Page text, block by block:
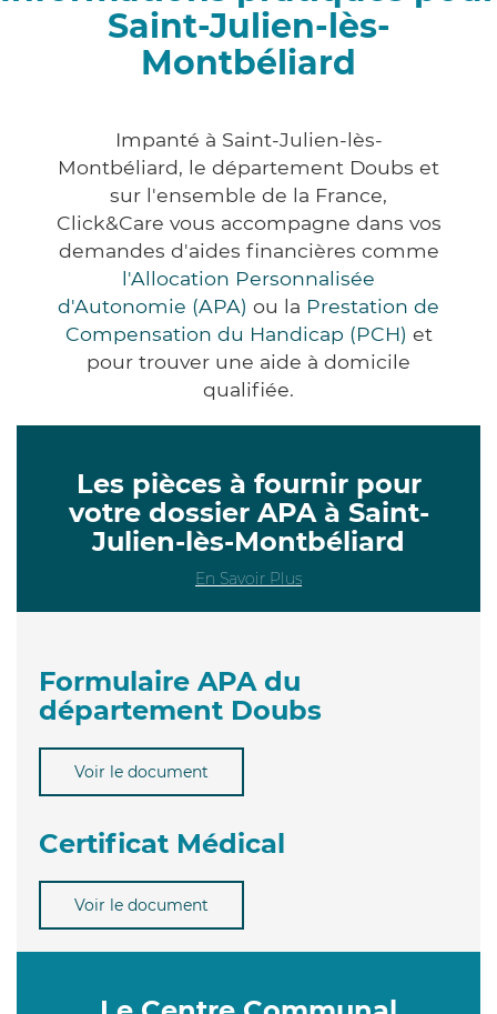
Saint-Julien-lès-
Montbéliard
Impanté à Saint-Julien-lès-
Montbéliard, le département Doubs et
sur l'ensemble de la France,
Click&Care vous accompagne dans vos
demandes d'aides financières comme
l'Allocation Personnalisée
d'Autonomie (APA) ou la Prestation de
Compensation du Handicap (PCH) et
pour trouver une aide à domicile
qualifiée.
Les pièces à fournir pour
votre dossier APA à Saint-
Julien-lès-Montbéliard
En Savoir Plus
Formulaire APA du
département Doubs
Voir le document
Certificat Médical
Voir le document